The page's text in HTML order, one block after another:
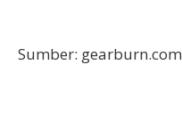
Sumber: gearburn.com